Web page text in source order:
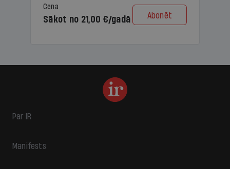
Cena
Sākot no 21,00 €/gadā Abonēt
Par IR
Manifests